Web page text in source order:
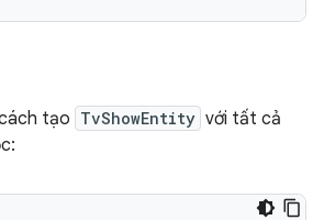
tạo TvShowEntity với tất cả